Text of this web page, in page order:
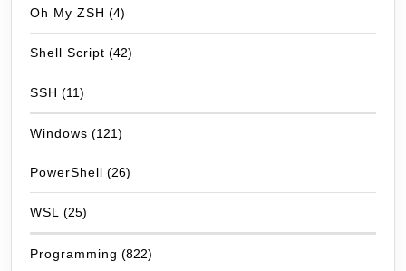
Oh My ZSH (4)
Shell Script (42)
SSH (11)
Windows (121)
PowerShell (26)
WSL (25)
Programming (822)